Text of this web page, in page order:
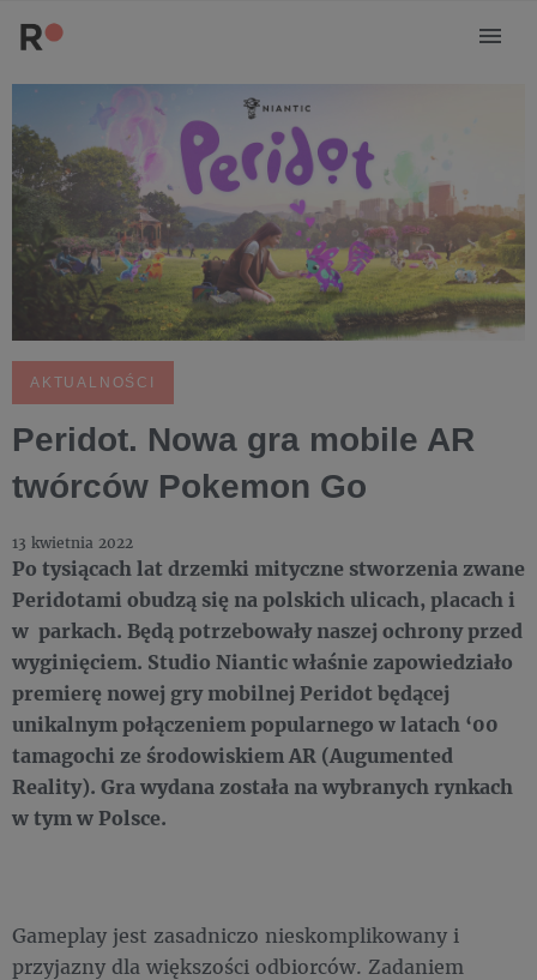
AKTUALNOŚCI
Peridot. Nowa gra mobile AR
twórców Pokemon Go
13 kwietnia 2022
Po tysiącach lat drzemki mityczne stworzenia zwane
Peridotami obudzą się na polskich ulicach, placach i
w parkach. Będą potrzebowały naszej ochrony przed
wyginięciem. Studio Niantic właśnie zapowiedziało
premierę nowej gry mobilnej Peridot będącej
unikalnym połączeniem popularnego w latach ‘00
tamagochi ze środowiskiem AR (Augumented
Reality). Gra wydana została na wybranych rynkach
w tym w Polsce.
Gameplay jest zasadniczo nieskomplikowany i
przyjazny dla większości odbiorców. Zadaniem